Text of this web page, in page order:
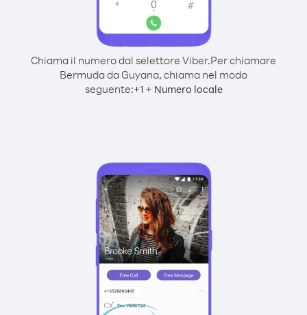
Chiama il numero dal selettore Viber.Per chiamare
Bermuda da Guyana, chiama nel modo
seguente:+1+ Numero locale